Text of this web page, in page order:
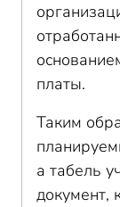
платы.
Таким
а табель
документ,